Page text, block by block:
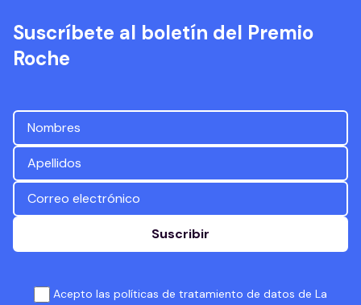
Suscríbete al boletín del Premio
Roche
Suscribir
Acepto las políticas de tratamiento de datos de La